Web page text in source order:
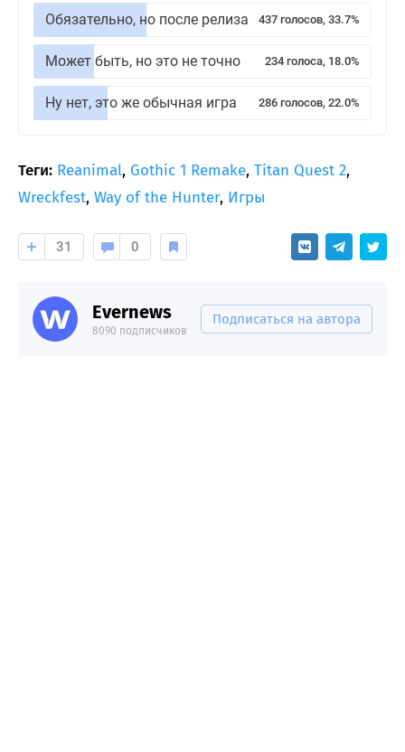
Обязательно, но после релиза 437 голосов, 33.7%
Может быть, но это не точно 234 голоса, 18.0%
Ну нет, это же обычная игра 286 голосов, 22.0%
Теги: Reanimal, Gothic 1 Remake, Titan Quest 2,
Wreckfest, Way of the Hunter, Игры
31 0
Evernews
8090 подписчиков
Подписаться на автора